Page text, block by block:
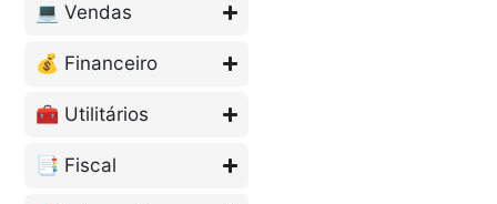
💻 Vendas
💰 Financeiro
🧰 Utilitários
📑 Fiscal